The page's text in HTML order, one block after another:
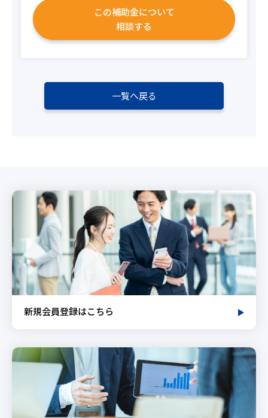
この補助金について
相談する
一覧へ戻る
新規会員登録はこちら